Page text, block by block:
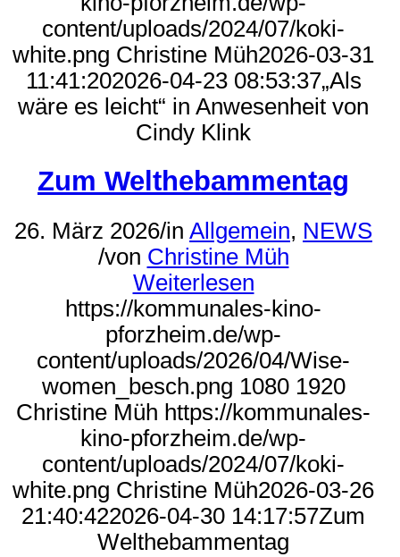
content/uploads/2024/07/koki-
white.png Christine Müh2026-03-31
11:41:202026-04-23 08:53:37„Als
wäre es leicht“ in Anwesenheit von
Cindy Klink
Zum Welthebammentag
26. März 2026/in Allgemein, NEWS
/von Christine Müh
Weiterlesen
https://kommunales-kino-
pforzheim.de/wp-
content/uploads/2026/04/Wise-
women_besch.png 1080 1920
Christine Müh https://kommunales-
kino-pforzheim.de/wp-
content/uploads/2024/07/koki-
white.png Christine Müh2026-03-26
21:40:422026-04-30 14:17:57Zum
Welthebammentag